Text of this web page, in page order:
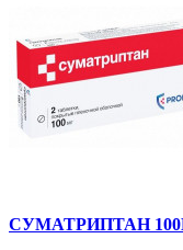
СУМАТРИПТАН